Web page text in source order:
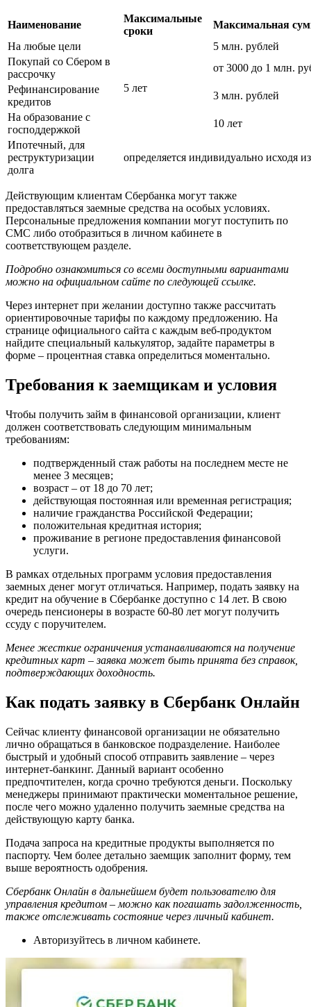
Наименование
Максимальные
сроки
Максимальная
На любые цели
5 лет
5 млн. рублей
Покупай со Сбером в
рассрочку
от 3000 до 1 млн.
Рефинансирование
кредитов
3 млн. рублей
На образование с
господдержкой
10 лет
Ипотечный, для
реструктуризации
долга
определяется индивидуально исходя
Действующим клиентам Сбербанка могут также
предоставляться заемные средства на особых условиях.
Персональные предложения компании могут поступить по
СМС либо отобразиться в личном кабинете в
соответствующем разделе.
Подробно ознакомиться со всеми доступными вариантами
можно на официальном сайте по следующей ссылке.
Через интернет при желании доступно также рассчитать
ориентировочные тарифы по каждому предложению. На
странице официального сайта с каждым веб-продуктом
найдите специальный калькулятор, задайте параметры в
форме – процентная ставка определиться моментально.
Требования к заемщикам и условия
Чтобы получить займ в финансовой организации, клиент
должен соответствовать следующим минимальным
требованиям:
подтвержденный стаж работы на последнем месте не
менее 3 месяцев;
возраст – от 18 до 70 лет;
действующая постоянная или временная регистрация;
наличие гражданства Российской Федерации;
положительная кредитная история;
проживание в регионе предоставления финансовой
услуги.
В рамках отдельных программ условия предоставления
заемных денег могут отличаться. Например, подать заявку на
кредит на обучение в Сбербанке доступно с 14 лет. В свою
очередь пенсионеры в возрасте 60-80 лет могут получить
ссуду с поручителем.
Менее жесткие ограничения устанавливаются на получение
кредитных карт – заявка может быть принята без справок,
подтверждающих доходность.
Как подать заявку в Сбербанк Онлайн
Сейчас клиенту финансовой организации не обязательно
лично обращаться в банковское подразделение. Наиболее
быстрый и удобный способ отправить заявление – через
интернет-банкинг. Данный вариант особенно
предпочтителен, когда срочно требуются деньги. Поскольку
менеджеры принимают практически моментальное решение,
после чего можно удаленно получить заемные средства на
действующую карту банка.
Подача запроса на кредитные продукты выполняется по
паспорту. Чем более детально заемщик заполнит форму, тем
выше вероятность одобрения.
Сбербанк Онлайн в дальнейшем будет пользователю для
управления кредитом – можно как погашать задолженность,
также отслеживать состояние через личный кабинет.
Авторизуйтесь в личном кабинете.